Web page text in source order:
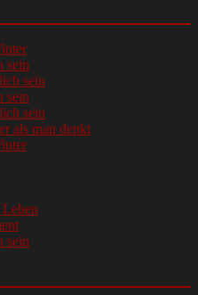
sein
sein
sein
sein
als man denkt
sein